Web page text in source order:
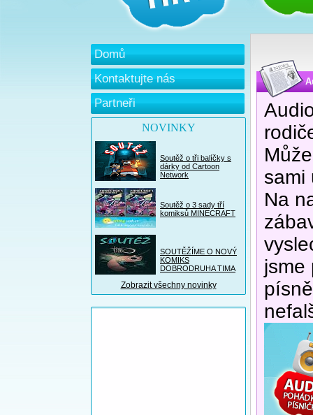
Domů
Kontaktujte nás
Partneři
NOVINKY
Soutěž o tři balíčky s
dárky od Cartoon
Network
Soutěž o 3 sady tří
komiksů MINECRAFT
SOUTĚŽÍME O NOVÝ
KOMIKS
DOBRODRUHA TIMA
Zobrazit všechny novinky
sami
Na
jsme